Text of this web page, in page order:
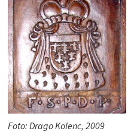
Foto: Drago Kolenc, 2009